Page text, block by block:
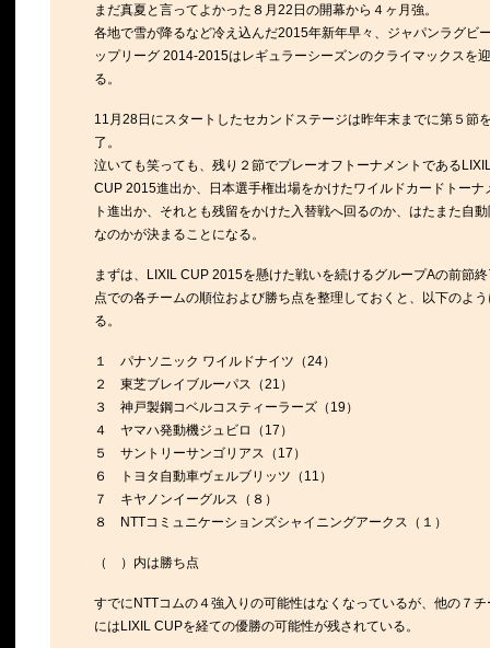
まだ真夏と言ってよかった８月22日の開幕から４ヶ月強。
各地で雪が降るなど冷え込んだ2015年新年早々、ジャパンラグビ
ップリーグ 2014-2015はレギュラーシーズンのクライマックスを
る。
11月28日にスタートしたセカンドステージは昨年末までに第５節
了。
泣いても笑っても、残り２節でプレーオフトーナメントである
CUP 2015進出か、日本選手権出場をかけたワイルドカードトーナ
ト進出か、それとも残留をかけた入替戦へ回るのか、はたまた自
なのかが決まることになる。
まずは、LIXIL CUP 2015を懸けた戦いを続けるグループAの前節
点での各チームの順位および勝ち点を整理しておくと、以下のよ
る。
１ パナソニック ワイルドナイツ（24）
２ 東芝ブレイブルーパス（21）
３ 神戸製鋼コベルコスティーラーズ（19）
４ ヤマハ発動機ジュビロ（17）
５ サントリーサンゴリアス（17）
６ トヨタ自動車ヴェルブリッツ（11）
７ キヤノンイーグルス（８）
８ NTTコミュニケーションズシャイニングアークス（１）
（ ）内は勝ち点
すでにNTTコムの４強入りの可能性はなくなっているが、他の７チ
にはLIXIL CUPを経ての優勝の可能性が残されている。